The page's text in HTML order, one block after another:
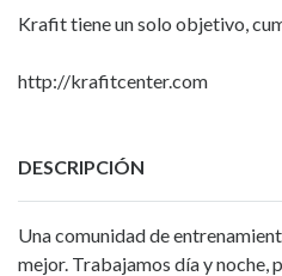
Krafit tiene un solo objetivo,
http://krafitcenter.com
DESCRIPCIÓN
Una comunidad de
mejor. Trabajamos día y noche,